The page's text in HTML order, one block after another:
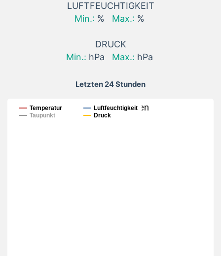
LUFTFEUCHTIGKEIT
Min.: % Max.: %
DRUCK
Min.: hPa Max.: hPa
Letzten 24 Stunden
Letzten 24 Stunden
Temperatur
Luftfeuchtigkeit
Taupunkt
Druck